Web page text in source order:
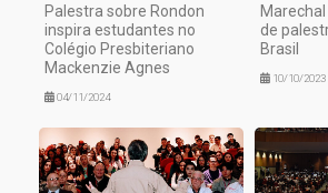
Palestra sobre Rondon
inspira estudantes no
Colégio Presbiteriano
Mackenzie Agnes
04/11/2024
de
Brasil
10/10/2023